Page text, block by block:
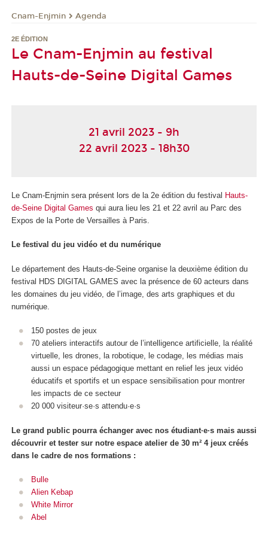
Cnam-Enjmin Agenda
2E ÉDITION
Le Cnam-Enjmin au festival
Hauts-de-Seine Digital Games
21 avril 2023 - 9h
22 avril 2023 - 18h30
Le Cnam-Enjmin sera présent lors de la 2e édition du festival Hauts-
de-Seine Digital Games qui aura lieu les 21 et 22 avril au Parc des
Expos de la Porte de Versailles à Paris.
Le festival du jeu vidéo et du numérique
Le département des Hauts-de-Seine organise la deuxième édition du
festival HDS DIGITAL GAMES avec la présence de 60 acteurs dans
les domaines du jeu vidéo, de l’image, des arts graphiques et du
numérique.
150 postes de jeux
70 ateliers interactifs autour de l’intelligence artificielle, la réalité
virtuelle, les drones, la robotique, le codage, les médias mais
aussi un espace pédagogique mettant en relief les jeux vidéo
éducatifs et sportifs et un espace sensibilisation pour montrer
les impacts de ce secteur
20 000 visiteur·se·s attendu·e·s
Le grand public pourra échanger avec nos étudiant·e·s mais aussi
découvrir et tester sur notre espace atelier de 30 m² 4 jeux créés
dans le cadre de nos formations :
Bulle
Alien Kebap
White Mirror
Abel